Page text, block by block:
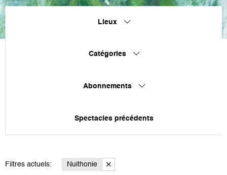
Lieux
Catégories
Abonnements
Spectacles précédents
Filtres actuels: Nuithonie